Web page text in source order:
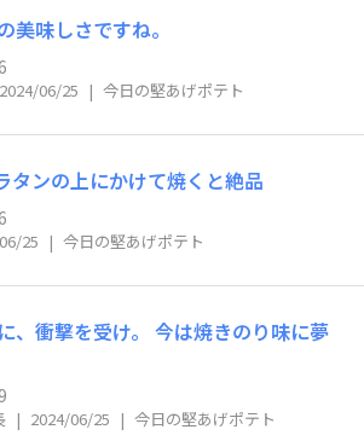
美味しさですね。
2024/06/25 | 今日の堅あげポテト
タンの上にかけて焼くと絶品
25 | 今日の堅あげポテト
、衝撃を受け。 今は焼きのり味に夢
| 2024/06/25 | 今日の堅あげポテト